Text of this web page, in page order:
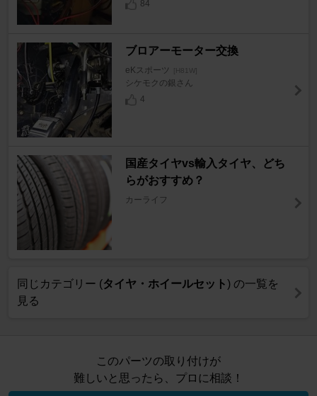
84
ブロアーモーター交換
eKスポーツ [H81W]
シケモクの銀さん
4
国産タイヤvs輸入タイヤ、どち
らがおすすめ？
カーライフ
同じカテゴリー (タイヤ・ホイールセット) の一覧を
見る
このパーツの取り付けが
難しいと思ったら、プロに相談！